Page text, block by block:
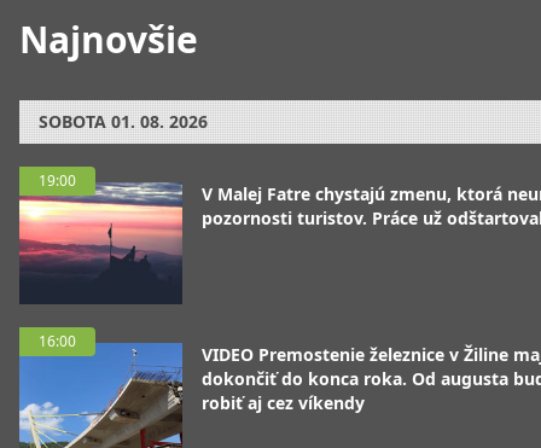
Najnovšie
SOBOTA 01. 08. 2026
19:00
V Malej Fatre chystajú zmenu, ktorá
pozornosti turistov. Práce už
16:00
VIDEO Premostenie železnice v Žiline
dokončiť do konca roka. Od augusta
robiť aj cez víkendy